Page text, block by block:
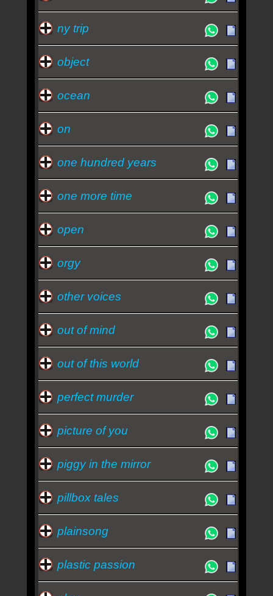
ny trip
object
ocean
on
one hundred years
one more time
open
orgy
other voices
out of mind
out of this world
perfect murder
picture of you
piggy in the mirror
pillbox tales
plainsong
plastic passion